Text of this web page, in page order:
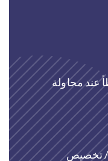
عند محاولة
/ تخصيص